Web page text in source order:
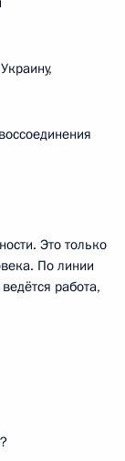
Это только
По линии
работа,